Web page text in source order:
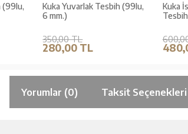
(99lu,
Kuka Yuvarlak Tesbih (99lu,
6 mm.)
350,00 TL
280,00 TL
Kuka
Yorumlar (0) Taksit Seçenekleri